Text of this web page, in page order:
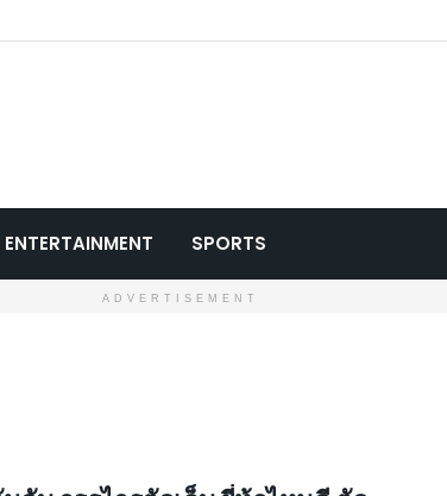
ENTERTAINMENT SPORTS
ADVERTISEMENT